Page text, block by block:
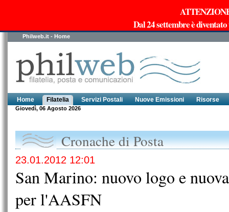
Dal 24 settembre è
Philweb.it - Home
Home Filatelia Servizi Postali Nuove Emissioni Risorse
Giovedì, 06 Agosto 2026
Cronache di Posta
23.01.2012 12:01
San Marino: nuovo logo e
per l'AASFN